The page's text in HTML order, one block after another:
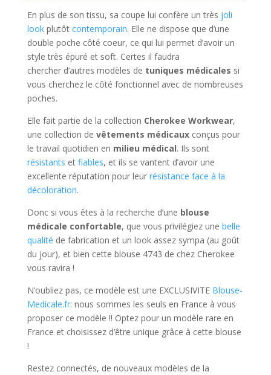
En plus de son tissu, sa coupe lui confère un très joli
lookplutôt contemporain. Elle ne dispose que d’une
double poche côté coeur, ce qui lui permet d’avoir un
style très épuré et soft. Certes il faudra
chercher d’autres modèles de tuniques médicales si
vous cherchez le côté fonctionnel avec de nombreuses
poches.
Elle fait partie de la collection Cherokee Workwear,
une collection de vêtements médicauxconçus pour
le travail quotidien en milieu médical. Ils sont
résistants et fiables, et ils se vantent d’avoir une
excellente réputation pour leur résistance face à la
décoloration.
Donc si vous êtes à la recherche d’une blouse
médicale confortable, que vous privilégiez une belle
qualité de fabrication et un look assez sympa (au goût
du jour), et bien cette blouse 4743 de chez Cherokee
vous ravira !
N’oubliez pas, ce modèle est une EXCLUSIVITE Blouse-
Medicale.fr: nous sommes les seuls en France à vous
proposer ce modèle !! Optez pour un modèle rare en
France et choisissez d’être unique grâce à cette blouse
!
Restez connectés, de nouveaux modèles de la